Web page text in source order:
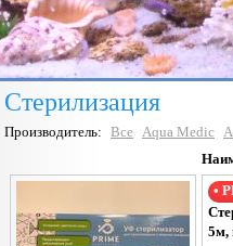
Стерилизация
Производитель: Все Aqua Medic
•
5м,